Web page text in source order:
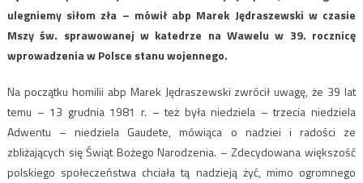
ulegniemy siłom zła – mówił abp Marek Jędraszewski w czasie
Mszy św. sprawowanej w katedrze na Wawelu w 39. rocznicę
wprowadzenia w Polsce stanu wojennego.
Na początku homilii abp Marek Jędraszewski zwrócił uwagę, że 39 lat
temu – 13 grudnia 1981 r. – też była niedziela – trzecia niedziela
Adwentu – niedziela Gaudete, mówiąca o nadziei i radości ze
zbliżających się Świąt Bożego Narodzenia. – Zdecydowana większość
polskiego społeczeństwa chciała tą nadzieją żyć, mimo ogromnego